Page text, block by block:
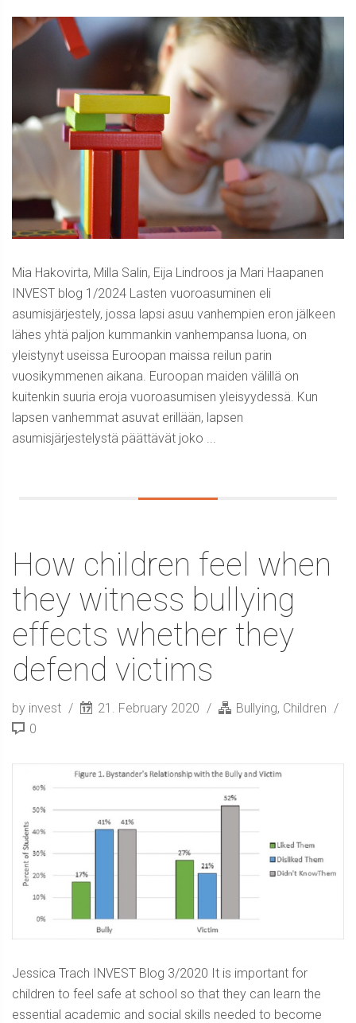
Mia Hakovirta, Milla Salin, Eija Lindroos ja Mari Haapanen
INVEST blog 1/2024 Lasten vuoroasuminen eli
asumisjärjestely, jossa lapsi asuu vanhempien eron jälkeen
lähes yhtä paljon kummankin vanhempansa luona, on
yleistynyt useissa Euroopan maissa reilun parin
vuosikymmenen aikana. Euroopan maiden välillä on
kuitenkin suuria eroja vuoroasumisen yleisyydessä. Kun
lapsen vanhemmat asuvat erillään, lapsen
asumisjärjestelystä päättävät joko ...
How children feel when
they witness bullying
effects whether they
defend victims
by invest 21. February 2020 Bullying, Children
0
Jessica Trach INVEST Blog 3/2020 It is important for
children to feel safe at school so that they can learn the
essential academic and social skills needed to become